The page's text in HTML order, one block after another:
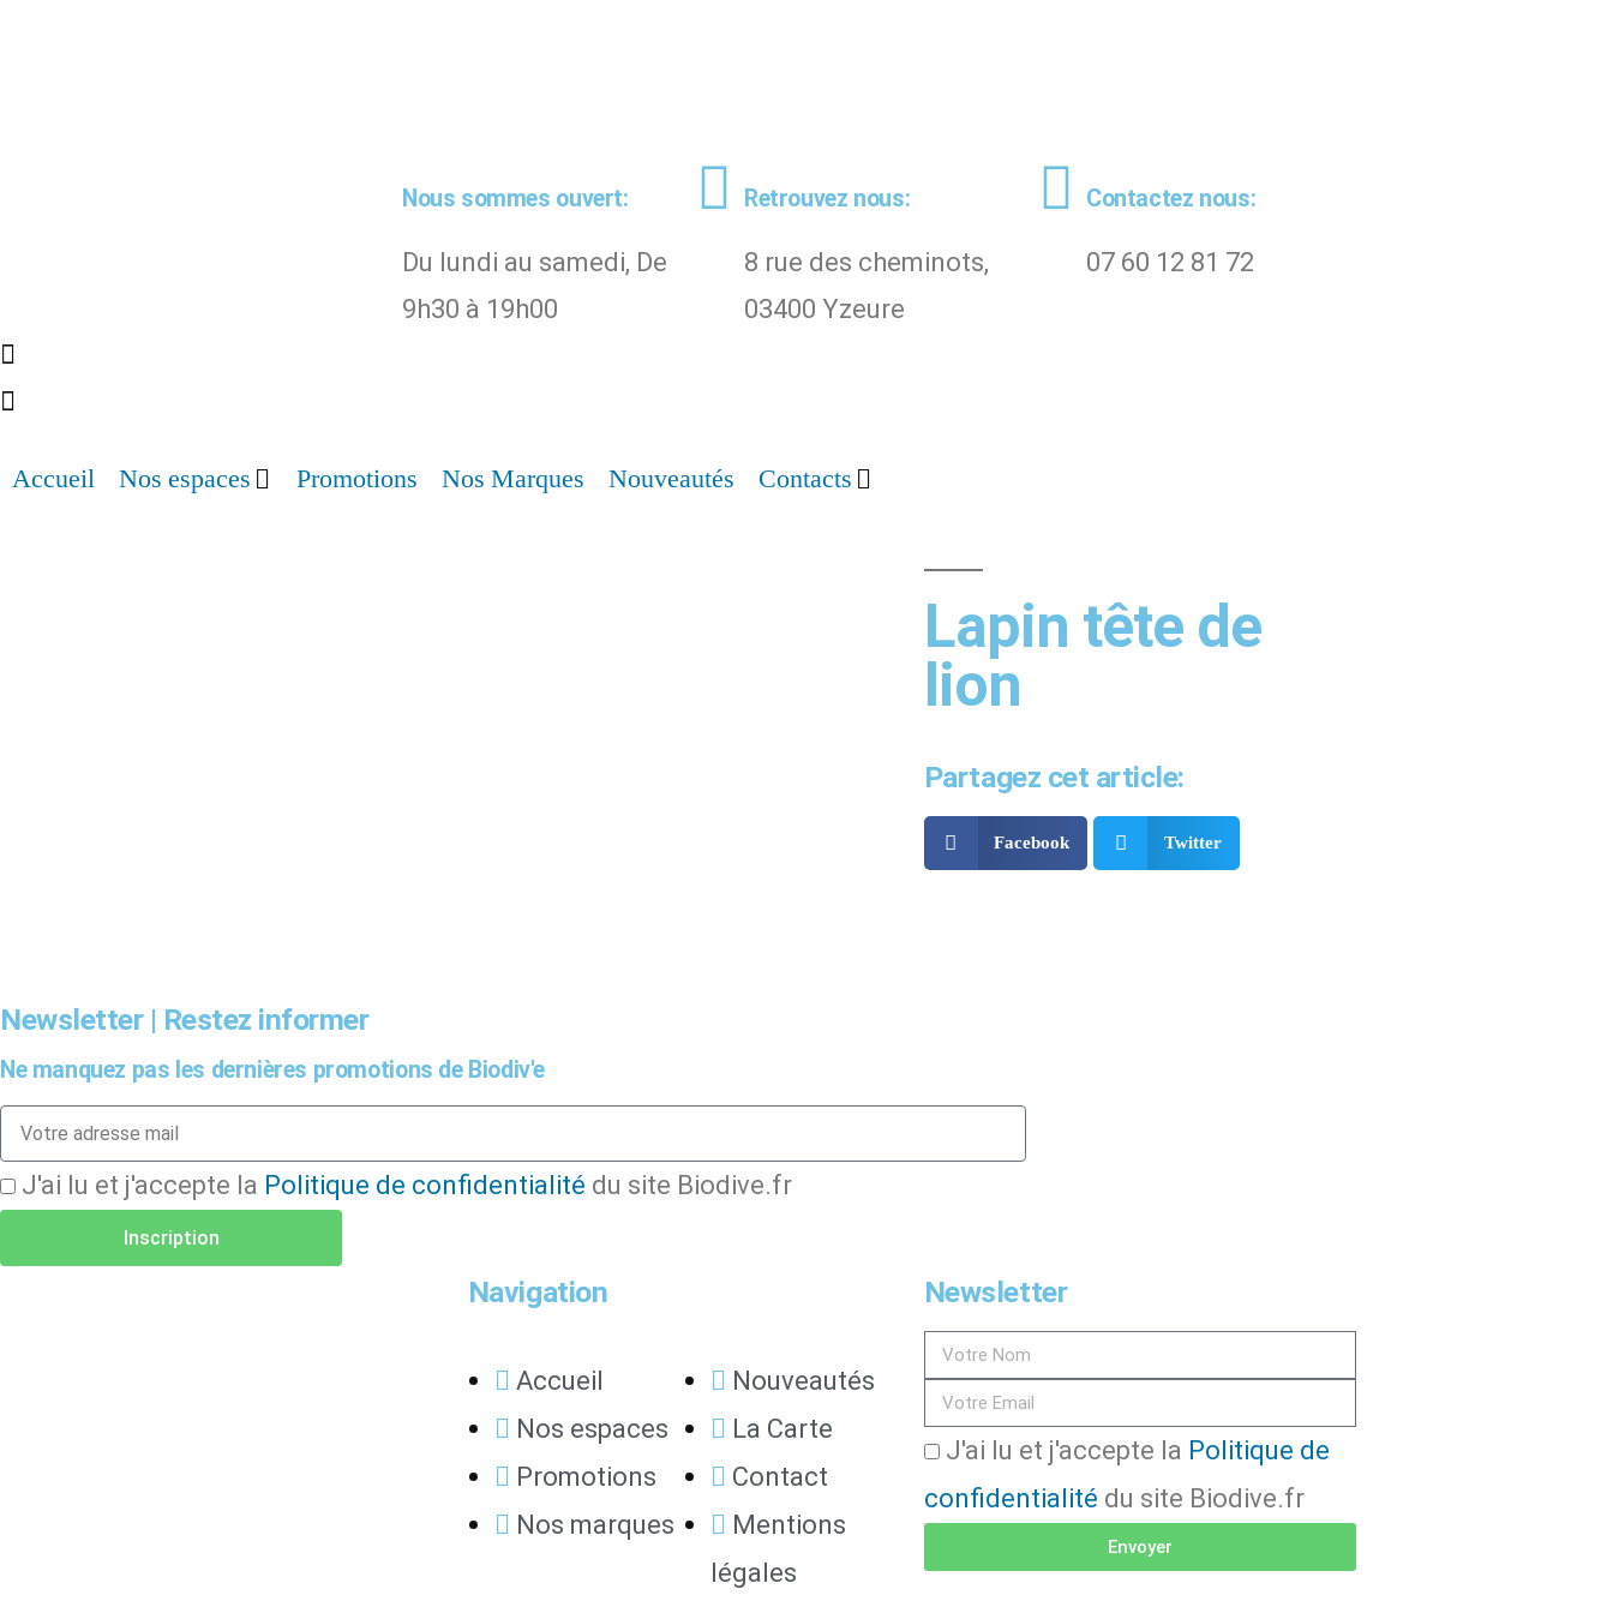
Nous sommes ouvert:
Du lundi au samedi, De
9h30 à 19h00
Retrouvez nous:
8 rue des cheminots,
03400 Yzeure
Contactez nous:
07 60 12 81 72
Accueil Nos espaces Promotions Nos Marques Nouveautés Contacts
Lapin tête de
lion
Partagez cet article:
Facebook Twitter
Newsletter | Restez informer
Ne manquez pas les dernières promotions de Biodiv'e
J'ai lu et j'accepte la Politique de confidentialité du site Biodive.fr
Inscription
Navigation
Accueil
Nos espaces
Promotions
Nos marques
Nouveautés
La Carte
Contact
Mentions
légales
Newsletter
J'ai lu et j'accepte la Politique de
confidentialité du site Biodive.fr
Envoyer